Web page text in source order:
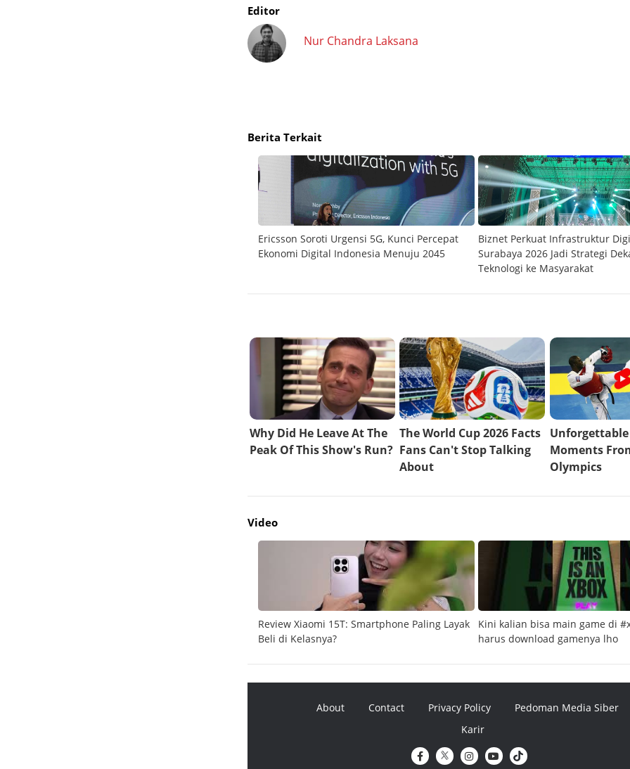
Editor
Nur Chandra Laksana
Berita Terkait
Ericsson Soroti Urgensi 5G, Kunci Percepat
Ekonomi Digital Indonesia Menuju 2045
Biznet Perkuat Infrastruktur
Surabaya 2026 Jadi Strategi
Teknologi ke Masyarakat
Video
Review Xiaomi 15T: Smartphone Paling Layak
Beli di Kelasnya?
Kini kalian bisa main game di
harus download gamenya lho
About Contact Privacy Policy
Pedoman Media Siber
Karir